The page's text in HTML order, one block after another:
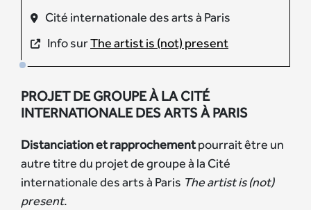
Cité internationale des arts à Paris
Info surThe artist is (not) present
PROJET DE GROUPE À LA CITÉ
INTERNATIONALE DES ARTS À PARIS
Distanciation et rapprochementpourrait être un
autre titre du projet de groupe à la Cité
internationale des arts à Paris The artist is (not)
present.